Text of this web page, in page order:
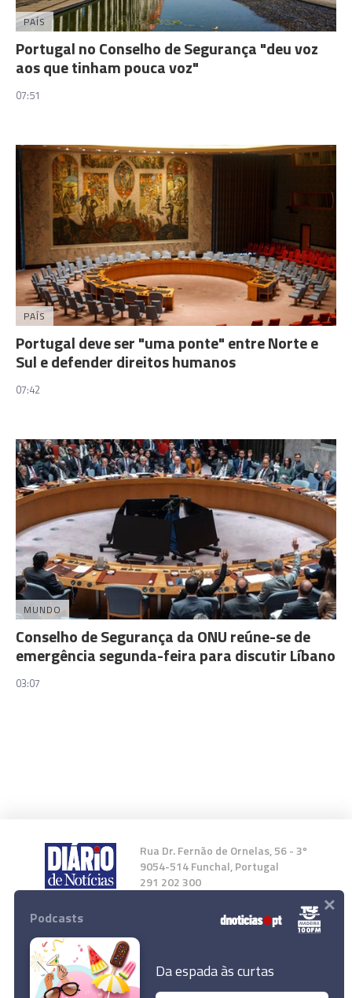
PAÍS
Portugal no Conselho de Segurança "deu voz
aos que tinham pouca voz"
07:51
PAÍS
Portugal deve ser "uma ponte" entre Norte e
Sul e defender direitos humanos
07:42
MUNDO
Conselho de Segurança da ONU reúne-se de
emergência segunda-feira para discutir Líbano
03:07
Rua Dr. Fernão de Ornelas, 56 - 3º
9054-514 Funchal, Portugal
291 202 300
Instale a nossa App
Podcasts
Da espada às curtas
×